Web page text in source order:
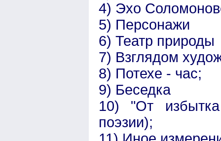
4) Эхо
5) Персонажи
6) Театр природы
7) Взглядом
8) Потехе - час;
9) Беседка
10) "От
поэзии);